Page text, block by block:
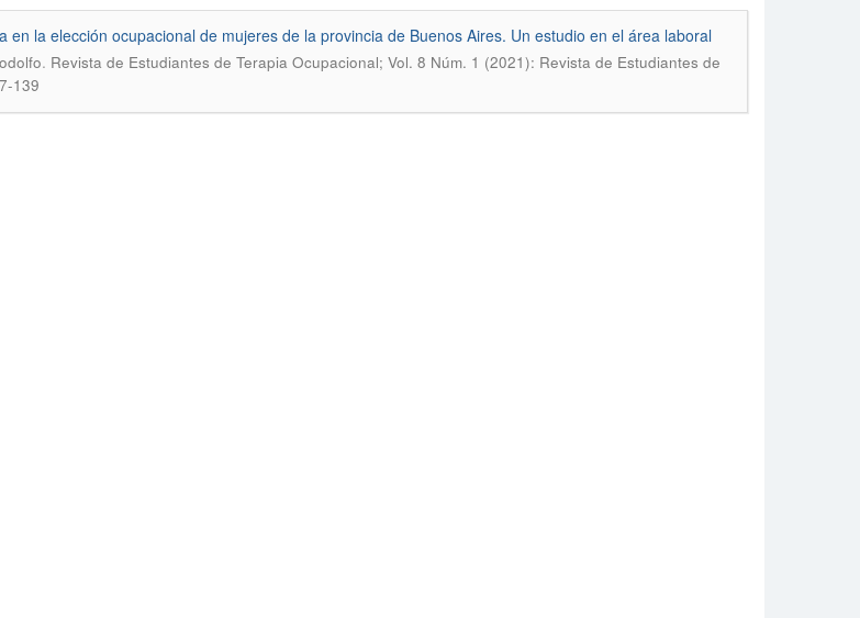
en la elección ocupacional de mujeres de la provincia de Buenos Aires. Un estudio en el área laboral
. Revista de Estudiantes de Terapia Ocupacional; Vol. 8 Núm. 1 (2021): Revista de Estudiantes de
139